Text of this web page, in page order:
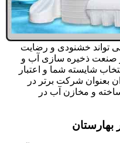
تواند خشنودی و رضایت
صنعت ذخیره سازی آب و
شایسته شما و اعتبار
شرکت برتر در
و مخازن آب در